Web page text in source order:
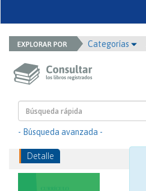
Categorías
- Búsqueda avanzada -
Detalle